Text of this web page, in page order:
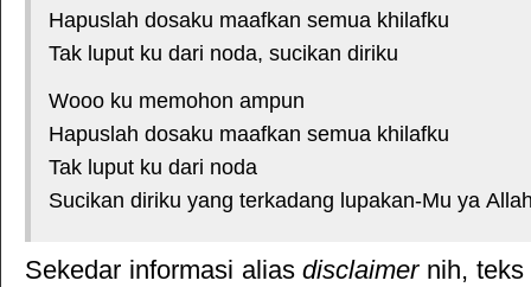
Hapuslah dosaku maafkan semua khilafku
Tak luput ku dari noda, sucikan diriku
Wooo ku memohon ampun
Hapuslah dosaku maafkan semua khilafku
Tak luput ku dari noda
Sucikan diriku yang terkadang lupakan-Mu ya
Sekedar informasi aliasdisclaimernih, teks